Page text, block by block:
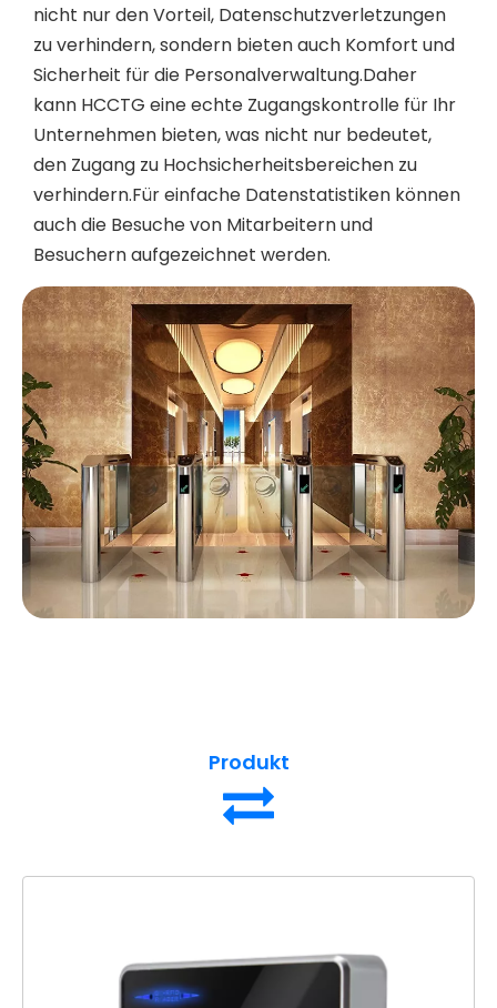
nicht nur den Vorteil, Datenschutzverletzungen
zu verhindern, sondern bieten auch Komfort und
Sicherheit für die Personalverwaltung.Daher
kann HCCTG eine echte Zugangskontrolle für Ihr
Unternehmen bieten, was nicht nur bedeutet,
den Zugang zu Hochsicherheitsbereichen zu
verhindern.Für einfache Datenstatistiken können
auch die Besuche von Mitarbeitern und
Besuchern aufgezeichnet werden.
Produkt